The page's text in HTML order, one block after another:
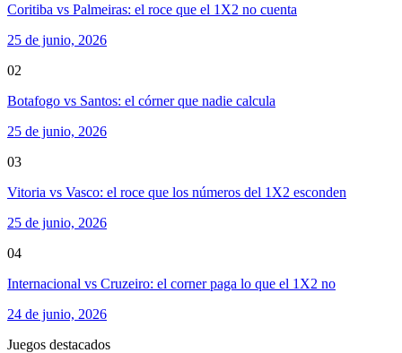
Coritiba vs Palmeiras: el roce que el 1X2 no cuenta
25 de junio, 2026
02
Botafogo vs Santos: el córner que nadie calcula
25 de junio, 2026
03
Vitoria vs Vasco: el roce que los números del 1X2 esconden
25 de junio, 2026
04
Internacional vs Cruzeiro: el corner paga lo que el 1X2 no
24 de junio, 2026
Juegos destacados